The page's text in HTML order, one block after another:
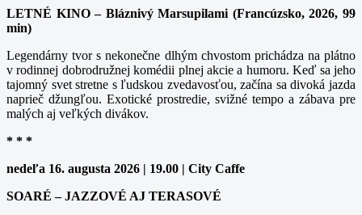
LETNÉ KINO – Bláznivý Marsupilami (Francúzsko, 2026, 99
min)
Legendárny tvor s nekonečne dlhým chvostom prichádza na plátno
v rodinnej dobrodružnej komédii plnej akcie a humoru. Keď sa jeho
tajomný svet stretne s ľudskou zvedavosťou, začína sa divoká jazda
naprieč džungľou. Exotické prostredie, svižné tempo a zábava pre
malých aj veľkých divákov.
* * *
nedeľa 16. augusta 2026 | 19.00 | City Caffe
SOARÉ – JAZZOVÉ AJ TERASOVÉ